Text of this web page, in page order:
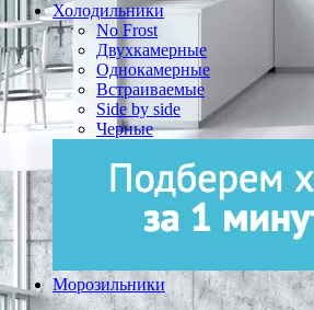
Холодильники
No Frost
Двухкамерные
Однокамерные
Встраиваемые
Side by side
Черные
Морозильники